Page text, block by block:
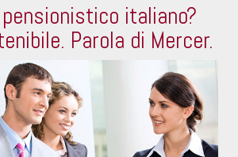
italiano?
Parola di Mercer.